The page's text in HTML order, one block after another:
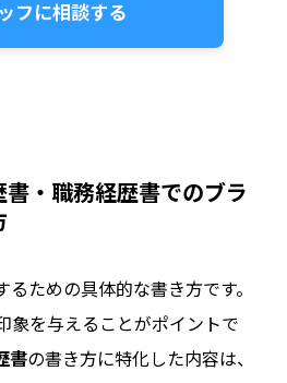
フに相談する
書・職務経歴書でのブラ
るための具体的な書き方です。
象を与えることがポイントで
書の書き方に特化した内容は、